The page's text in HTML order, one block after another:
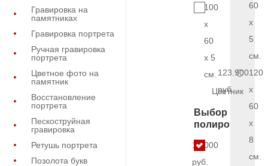
Гравировка на
памятниках
Гравировка портрета
Ручная гравировка
портрета
Цветное фото на
памятник
Восстановление
портрета
Пескоструйная
гравировка
Ретушь портрета
Позолота букв
100
x
60
x 5
см.
Цветник
Выбор
полировки
13.000
руб.
60
x
5
см.
123.900
руб.
120
x
60
x
8
см.